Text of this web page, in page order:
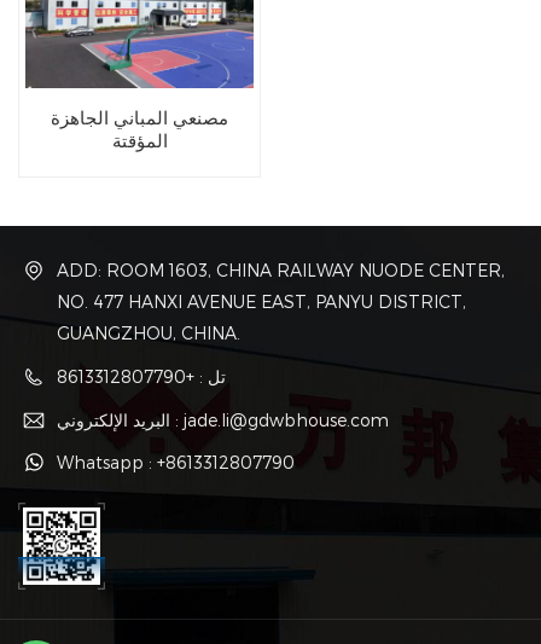
مصنعي المباني الجاهزة
المؤقتة
ADD: ROOM 1603, CHINA RAILWAY NUODE CENTER,
NO. 477 HANXI AVENUE EAST, PANYU DISTRICT,
GUANGZHOU, CHINA.
تل : +8613312807790
البريد الإلكتروني : jade.li@gdwbhouse.com
Whatsapp : +8613312807790